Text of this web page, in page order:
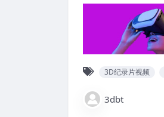
3D纪录片视频
3dbt